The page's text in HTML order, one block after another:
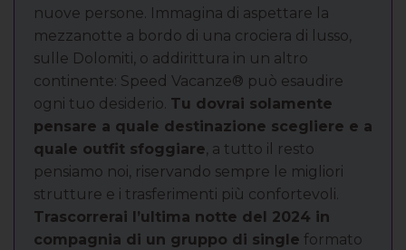
nuove persone. Immagina di aspettare la
mezzanotte a bordo di una crociera di lusso,
sulle Dolomiti, o addirittura in un altro
continente: Speed Vacanze® può esaudire
ogni tuo desiderio. Tu dovrai solamente
pensare a quale destinazione scegliere e a
quale outfit sfoggiare, a tutto il resto
pensiamo noi, riservando sempre le migliori
strutture e i trasferimenti più confortevoli.
Trascorrerai l’ultima notte del 2024 in
compagnia di un gruppo di single formato